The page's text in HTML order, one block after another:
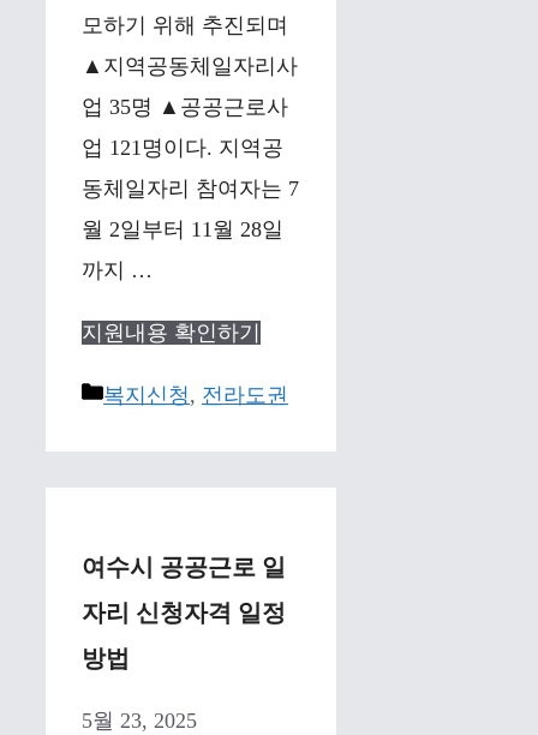
모하기 위해 추진되며
▲지역공동체일자리사
업 35명 ▲공공근로사
업 121명이다. 지역공
동체일자리 참여자는 7
월 2일부터 11월 28일
까지 …
지원내용 확인하기
Categories
복지신청, 전라도권
여수시 공공근로 일
자리 신청자격 일정
방법
5월 23, 2025